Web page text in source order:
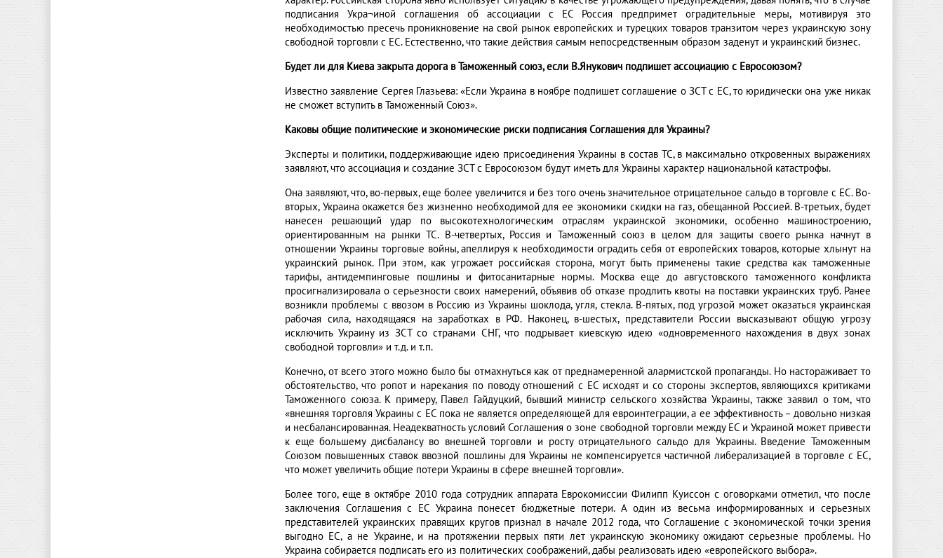
подписания Укра¬иной соглашения об ассоциации с ЕС Россия предпримет оградительные меры, мотивируя это
необходимостью пресечь проникновение на свой рынок европейских и турецких товаров транзитом через украинскую зону
свободной торговли с ЕС. Естественно, что такие действия самым непосредственным образом заденут и украинский бизнес.
Будет ли для Киева закрыта дорога в Таможенный союз, если В.Янукович подпишет ассоциацию с Евросоюзом?
Известно заявление Сергея Глазьева: «Если Украина в ноябре подпишет соглашение о ЗСТ с ЕС, то юридически она уже никак
не сможет вступить в Таможенный Союз».
Каковы общие политические и экономические риски подписания Соглашения для Украины?
Эксперты и политики, поддерживающие идею присоединения Украины в состав ТС, в максимально откровенных выражениях
заявляют, что ассоциация и создание ЗСТ с Евросоюзом будут иметь для Украины характер национальной катастрофы.
Она заявляют, что, во-первых, еще более увеличится и без того очень значительное отрицательное сальдо в торговле с ЕС. Во-
вторых, Украина окажется без жизненно необходимой для ее экономики скидки на газ, обещанной Россией. В-третьих, будет
нанесен решающий удар по высокотехнологическим отраслям украинской экономики, особенно машиностроению,
ориентированным на рынки ТС. В-четвертых, Россия и Таможенный союз в целом для защиты своего рынка начнут в
отношении Украины торговые войны, апеллируя к необходимости оградить себя от европейских товаров, которые хлынут на
украинский рынок. При этом, как угрожает российская сторона, могут быть применены такие средства как таможенные
тарифы, антидемпинговые пошлины и фитосанитарные нормы. Москва еще до августовского таможенного конфликта
просигнализировала о серьезности своих намерений, объявив об отказе продлить квоты на поставки украинских труб. Ранее
возникли проблемы с ввозом в Россию из Украины шоклода, угля, стекла. В-пятых, под угрозой может оказаться украинская
рабочая сила, находящаяся на заработках в РФ. Наконец, в-шестых, представители России высказывают общую угрозу
исключить Украину из ЗСТ со странами СНГ, что подрывает киевскую идею «одновременного нахождения в двух зонах
свободной торговли» и т.д. и т.п.
Конечно, от всего этого можно было бы отмахнуться как от преднамеренной алармистской пропаганды. Но настораживает то
обстоятельство, что ропот и нарекания по поводу отношений с ЕС исходят и со стороны экспертов, являющихся критиками
Таможенного союза. К примеру, Павел Гайдуцкий, бывший министр сельского хозяйства Украины, также заявил о том, что
«внешняя торговля Украины с ЕС пока не является определяющей для евроинтеграции, а ее эффективность – довольно низкая
и несбалансированная. Неадекватность условий Соглашения о зоне свободной торговли между ЕС и Украиной может привести
к еще большему дисбалансу во внешней торговли и росту отрицательного сальдо для Украины. Введение Таможенным
Союзом повышенных ставок ввозной пошлины для Украины не компенсируется частичной либерализацией в торговле с ЕС,
что может увеличить общие потери Украины в сфере внешней торговли».
Более того, еще в октябре 2010 года сотрудник аппарата Еврокомиссии Филипп Куиссон с оговорками отметил, что после
заключения Соглашения с ЕС Украина понесет бюджетные потери. А один из весьма информированных и серьезных
представителей украинских правящих кругов признал в начале 2012 года, что Соглашение с экономической точки зрения
выгодно ЕС, а не Украине, и на протяжении первых пяти лет украинскую экономику ожидают серьезные проблемы. Но
Украина собирается подписать его из политических соображений, дабы реализовать идею «европейского выбора».